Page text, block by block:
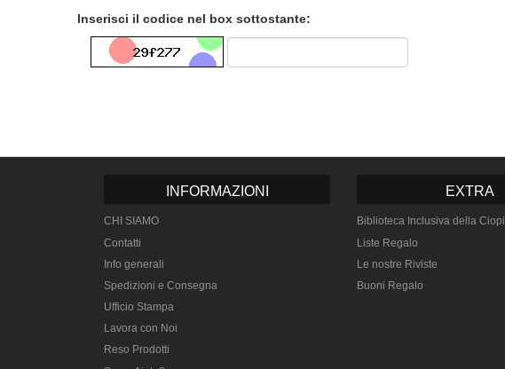
Inserisci il codice nel box sottostante:
INFORMAZIONI
CHI SIAMO
Contatti
Info generali
Spedizioni e Consegna
Ufficio Stampa
Lavora con Noi
Reso Prodotti
EXTRA
Biblioteca Inclusiva della Ciopi
Liste Regalo
Le nostre Riviste
Buoni Regalo